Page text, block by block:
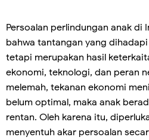
Persoalan perlindungan anak di
bahwa tantangan yang
tetapi merupakan hasil
ekonomi, teknologi, dan peran
melemah, tekanan ekonomi
belum optimal, maka anak
rentan. Oleh karena itu,
menyentuh akar persoalan